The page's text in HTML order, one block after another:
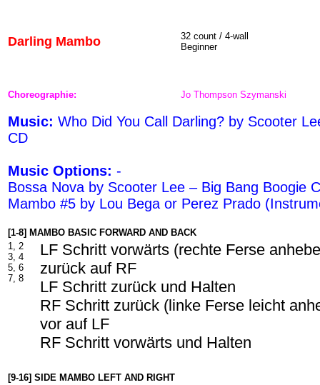
Darling Mambo
32 count / 4-wall
Beginner
Choreographie: Jo Thompson Szymanski
Music: Who Did You Call Darling? by Scooter
CD
Music Options: -
Bossa Nova by Scooter Lee – Big Bang Boogie
Mambo #5 by Lou Bega or Perez Prado
[1-8] MAMBO BASIC FORWARD AND BACK
1, 2
3, 4
5, 6
7, 8
LF Schritt vorwärts (rechte Ferse
zurück auf RF
LF Schritt zurück und Halten
RF Schritt zurück (linke Ferse leicht
vor auf LF
RF Schritt vorwärts und Halten
[9-16] SIDE MAMBO LEFT AND RIGHT